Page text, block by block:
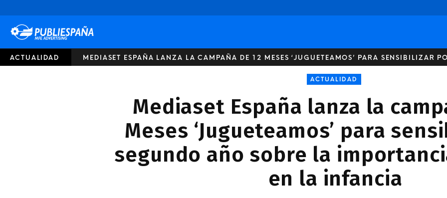
ACTUALIDAD MEDIASET ESPAÑA LANZA LA CAMPAÑA DE 12 MESES ‘JUGUETEAMOS’ PARA SENSIBILIZAR
ACTUALIDAD
Mediaset España lanza la
Meses ‘Jugueteamos’ para
segundo año sobre la
en la infancia